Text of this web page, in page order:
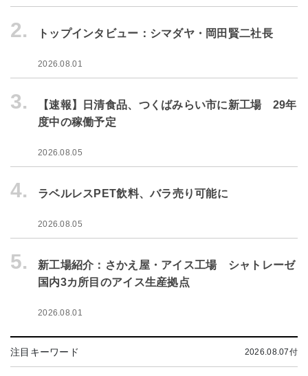
2. トップインタビュー：シマダヤ・岡田賢二社長
2026.08.01
3.
【速報】日清食品、つくばみらい市に新工場 29年
度中の稼働予定
2026.08.05
4. ラベルレスPET飲料、バラ売り可能に
2026.08.05
5.
新工場紹介：さかえ屋・アイス工場 シャトレーゼ
国内3カ所目のアイス生産拠点
2026.08.01
注目キーワード 2026.08.07付